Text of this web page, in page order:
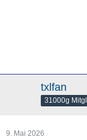
txlfan
31000g
9. Mai 2026